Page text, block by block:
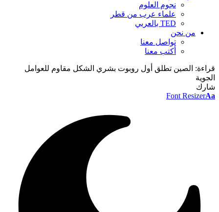
نجوم العلوم
علماء عرب من قطر
TED بالعربي
من نحن
تواصل معنا
أكتب معنا
قراءة: الصين تطلق أول روبوت بشري الشكل مقاوم للعوامل
الجوية
شارك
Font ResizerAa